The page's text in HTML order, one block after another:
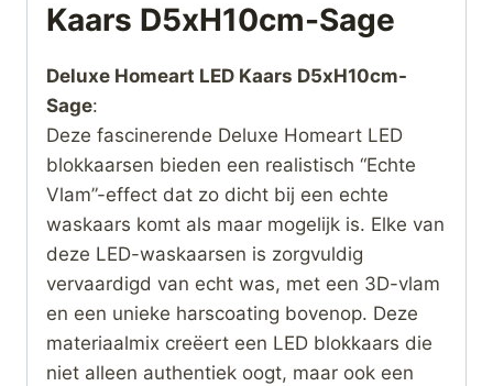
Kaars D5xH10cm-Sage
Deluxe Homeart LED Kaars D5xH10cm-
Sage:
Deze fascinerende Deluxe Homeart LED
blokkaarsen bieden een realistisch “Echte
Vlam”-effect dat zo dicht bij een echte
waskaars komt als maar mogelijk is. Elke van
deze LED-waskaarsen is zorgvuldig
vervaardigd van echt was, met een 3D-vlam
en een unieke harscoating bovenop. Deze
materiaalmix creëert een LED blokkaars die
niet alleen authentiek oogt, maar ook een